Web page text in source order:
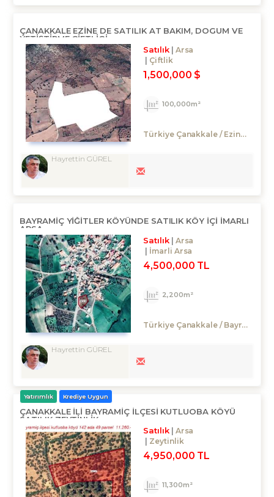
ÇANAKKALE EZINE DE SATILIK AT BAKIM, DOGUM VE
YETİŞTİRME ÇİFTLİGİ
Satılık
Arsa
Çiftlik
1,500,000 $
100,000m²
Türkiye Çanakkale / Ezine
Hayrettin GÜREL
BAYRAMIÇ YIĞITLER KÖYÜNDE SATILIK KÖY IÇI IMARLI
ARSA
Satılık
Arsa
İmarli Arsa
4,500,000 TL
2,200m²
Türkiye Çanakkale / Bayramiç
Hayrettin GÜREL
Yatırımlık Krediye Uygun
ÇANAKKALE ILI BAYRAMIÇ İLÇESI KUTLUOBA KÖYÜ
SATILIK ZEYTİNLİK
Satılık
Arsa
Zeytinlik
4,950,000 TL
11,300m²